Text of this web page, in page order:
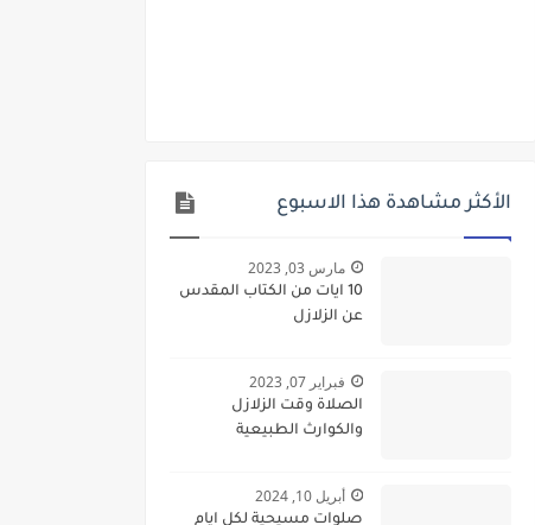
الأكثر مشاهدة هذا الاسبوع
مارس 03, 2023
10 ايات من الكتاب المقدس
عن الزلازل
فبراير 07, 2023
الصلاة وقت الزلازل
والكوارث الطبيعية
أبريل 10, 2024
صلوات مسيحية لكل ايام